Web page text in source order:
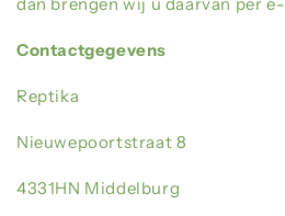
Contactgegevens
Reptika
Nieuwepoortstraat 8
4331HN Middelburg